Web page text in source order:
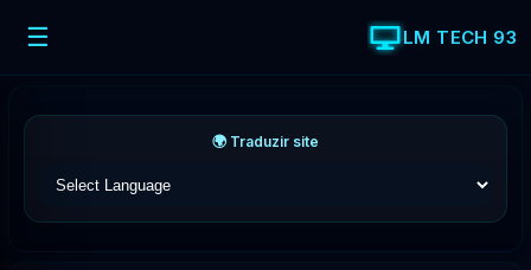
☰ LM TECH 93
🌍 Traduzir site